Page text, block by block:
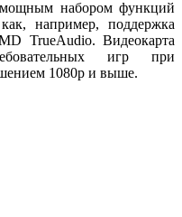
набором функций
например, поддержка
TrueAudio. Видеокарта
игр при
1080p и выше.